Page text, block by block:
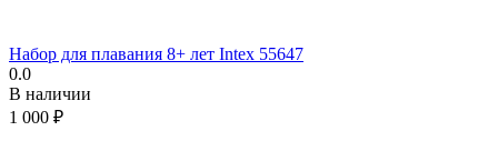
Набор для плавания 8+ лет Intex 55647
0.0
В наличии
1 000 ₽